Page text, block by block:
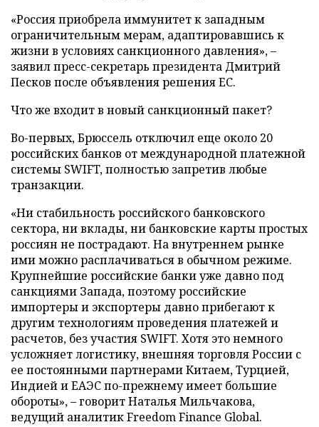
«Россия приобрела иммунитет к западным
ограничительным мерам, адаптировавшись к
жизни в условиях санкционного давления», –
заявил пресс-секретарь президента Дмитрий
Песков после объявления решения ЕС.
Что же входит в новый санкционный пакет?
Во-первых, Брюссель отключил еще около 20
российских банков от международной платежной
системы SWIFT, полностью запретив любые
транзакции.
«Ни стабильность российского банковского
сектора, ни вклады, ни банковские карты простых
россиян не пострадают. На внутреннем рынке
ими можно расплачиваться в обычном режиме.
Крупнейшие российские банки уже давно под
санкциями Запада, поэтому российские
импортеры и экспортеры давно прибегают к
другим технологиям проведения платежей и
расчетов, без участия SWIFT. Хотя это немного
усложняет логистику, внешняя торговля России с
ее постоянными партнерами Китаем, Турцией,
Индией и ЕАЭС по-прежнему имеет большие
обороты», – говорит Наталья Мильчакова,
ведущий аналитик Freedom Finance Global.